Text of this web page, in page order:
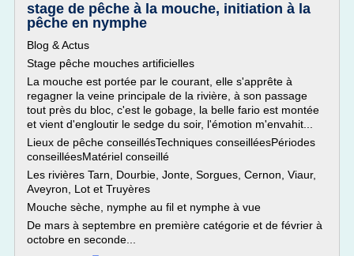
stage de pêche à la mouche, initiation à la
pêche en nymphe
Blog & Actus
Stage pêche mouches artificielles
La mouche est portée par le courant, elle s'apprête à
regagner la veine principale de la rivière, à son passage
tout près du bloc, c'est le gobage, la belle fario est montée
et vient d'engloutir le sedge du soir, l'émotion m'envahit...
Lieux de pêche conseillésTechniques conseilléesPériodes
conseilléesMatériel conseillé
Les rivières Tarn, Dourbie, Jonte, Sorgues, Cernon, Viaur,
Aveyron, Lot et Truyères
Mouche sèche, nymphe au fil et nymphe à vue
De mars à septembre en première catégorie et de février à
octobre en seconde...